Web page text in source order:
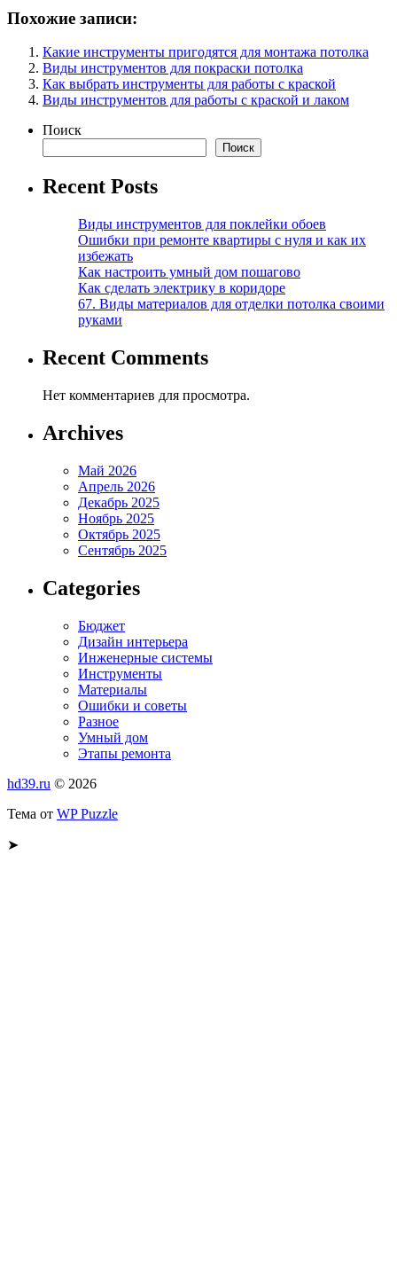
Похожие записи:
Какие инструменты пригодятся для монтажа потолка
Виды инструментов для покраски потолка
Как выбрать инструменты для работы с краской
Виды инструментов для работы с краской и лаком
Поиск
Поиск
Recent Posts
Виды инструментов для поклейки обоев
Ошибки при ремонте квартиры с нуля и как их
избежать
Как настроить умный дом пошагово
Как сделать электрику в коридоре
67. Виды материалов для отделки потолка своими
руками
Recent Comments
Нет комментариев для просмотра.
Archives
Май 2026
Апрель 2026
Декабрь 2025
Ноябрь 2025
Октябрь 2025
Сентябрь 2025
Categories
Бюджет
Дизайн интерьера
Инженерные системы
Инструменты
Материалы
Ошибки и советы
Разное
Умный дом
Этапы ремонта
hd39.ru © 2026
Тема от WP Puzzle
➤